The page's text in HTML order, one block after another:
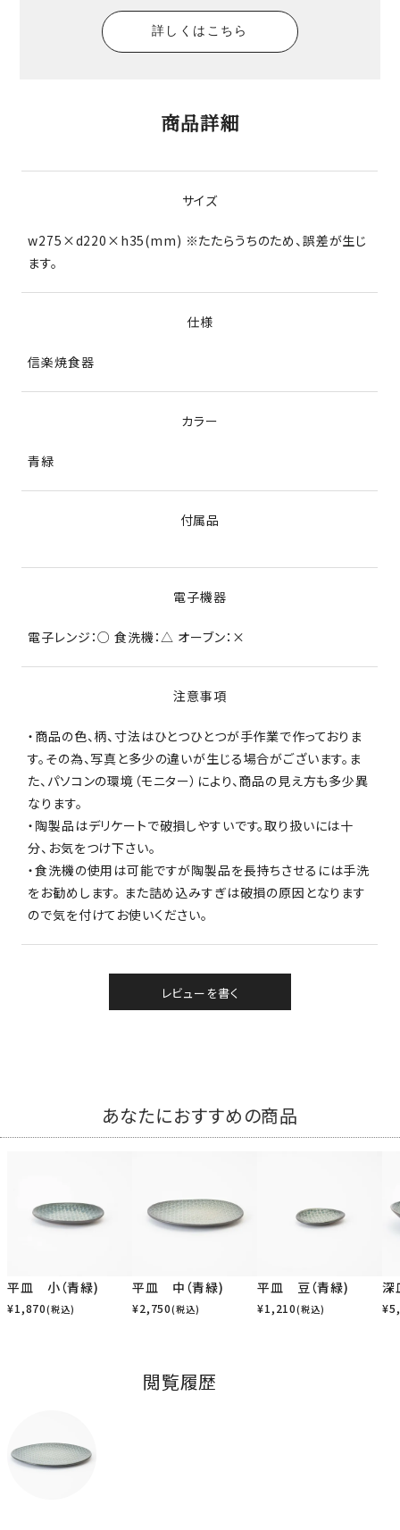
詳しくはこちら
商品詳細
サイズ
w275×d220×h35(mm) ※たたらうちのため、誤差が生じ
ます。
仕様
信楽焼食器
カラー
青緑
付属品
電子機器
電子レンジ：○ 食洗機：△ オーブン：×
注意事項
・商品の色、柄、寸法はひとつひとつが手作業で作っておりま
す。その為、写真と多少の違いが生じる場合がございます。ま
た、パソコンの環境（モニター）により、商品の見え方も多少異
なります。
・陶製品はデリケートで破損しやすいです。取り扱いには十
分、お気をつけ下さい。
・食洗機の使用は可能ですが陶製品を長持ちさせるには手洗
をお勧めします。 また詰め込みすぎは破損の原因となります
ので気を付けてお使いください。
レビューを書く
あなたにおすすめの商品
平皿 小（青緑)
¥1,870(税込)
平皿 中（青緑)
¥2,750(税込)
平皿 豆（青緑)
¥1,210(税込)
深
¥
閲覧履歴